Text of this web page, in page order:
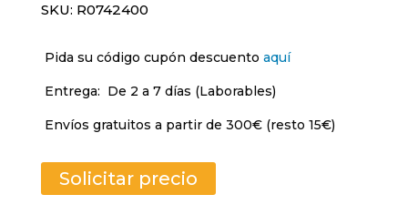
SKU: R0742400
Pida su código cupón descuento aquí
Entrega: De 2 a 7 días (Laborables)
Envíos gratuitos a partir de 300€ (resto 15€)
Solicitar precio